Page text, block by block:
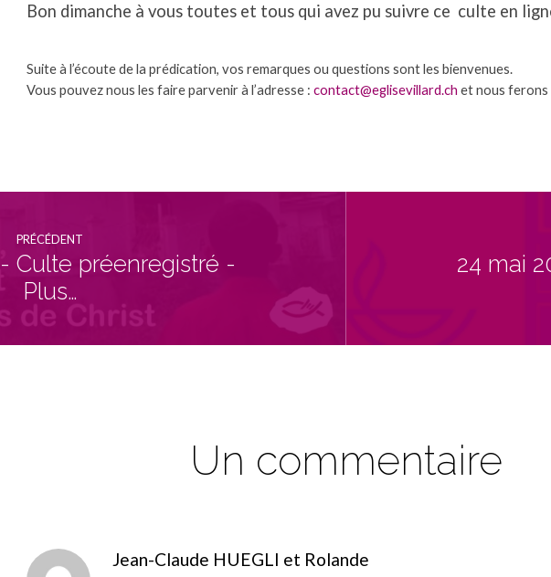
Bon dimanche à vous toutes et tous qui avez pu suivre ce culte en
Suite à l’écoute de la prédication, vos remarques ou questions sont les bienvenues.
Vous pouvez nous les faire parvenir à l’adresse : contact@eglisevillard.ch et nous ferons
PRÉCÉDENT
Culte préenregistré -
Plus…
24 mai
Un commentaire
Jean-Claude HUEGLI et Rolande